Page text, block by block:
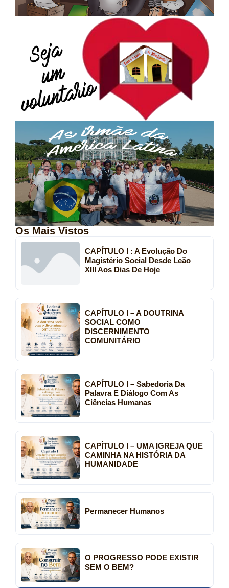
Os Mais Vistos
CAPÍTULO I : A Evolução Do
Magistério Social Desde Leão
XIII Aos Dias De Hoje
CAPÍTULO I – A DOUTRINA
SOCIAL COMO
DISCERNIMENTO
COMUNITÁRIO
CAPÍTULO I – Sabedoria Da
Palavra E Diálogo Com As
Ciências Humanas
CAPÍTULO I – UMA IGREJA QUE
CAMINHA NA HISTÓRIA DA
HUMANIDADE
Permanecer Humanos
O PROGRESSO PODE EXISTIR
SEM O BEM?